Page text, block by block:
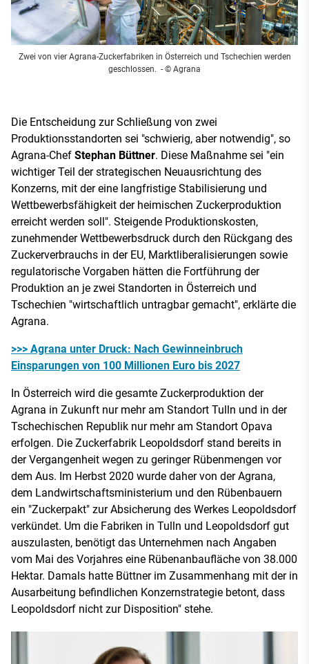
Zwei von vier Agrana-Zuckerfabriken in Österreich und Tschechien werden
geschlossen. - © Agrana
Die Entscheidung zur Schließung von zwei
Produktionsstandorten sei "schwierig, aber notwendig", so
Agrana-Chef Stephan Büttner. Diese Maßnahme sei "ein
wichtiger Teil der strategischen Neuausrichtung des
Konzerns, mit der eine langfristige Stabilisierung und
Wettbewerbsfähigkeit der heimischen Zuckerproduktion
erreicht werden soll". Steigende Produktionskosten,
zunehmender Wettbewerbsdruck durch den Rückgang des
Zuckerverbrauchs in der EU, Marktliberalisierungen sowie
regulatorische Vorgaben hätten die Fortführung der
Produktion an je zwei Standorten in Österreich und
Tschechien "wirtschaftlich untragbar gemacht", erklärte die
Agrana.
>>> Agrana unter Druck: Nach Gewinneinbruch
Einsparungen von 100 Millionen Euro bis 2027
In Österreich wird die gesamte Zuckerproduktion der
Agrana in Zukunft nur mehr am Standort Tulln und in der
Tschechischen Republik nur mehr am Standort Opava
erfolgen. Die Zuckerfabrik Leopoldsdorf stand bereits in
der Vergangenheit wegen zu geringer Rübenmengen vor
dem Aus. Im Herbst 2020 wurde daher von der Agrana,
dem Landwirtschaftsministerium und den Rübenbauern
ein "Zuckerpakt" zur Absicherung des Werkes Leopoldsdorf
verkündet. Um die Fabriken in Tulln und Leopoldsdorf gut
auszulasten, benötigt das Unternehmen nach Angaben
vom Mai des Vorjahres eine Rübenanbaufläche von 38.000
Hektar. Damals hatte Büttner im Zusammenhang mit der in
Ausarbeitung befindlichen Konzernstrategie betont, dass
Leopoldsdorf nicht zur Disposition" stehe.